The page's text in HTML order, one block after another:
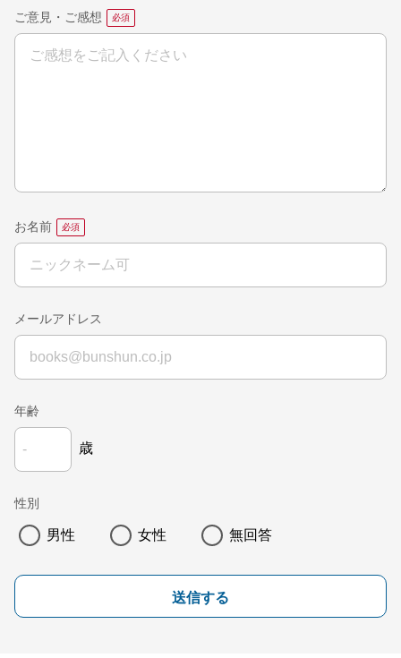
ご意見・ご感想
お名前
メールアドレス
年齢
歳
性別
男性 女性 無回答
送信する